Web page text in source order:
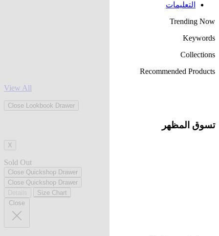
التعليمات
Trending Now
Keywords
Collections
Recommended Products
View All
Close Lookbook Drawer
تسوق المظهر
X
Sold Out
Close Quickshop Drawer
Close Quickshop Drawer
Size Chart
Close